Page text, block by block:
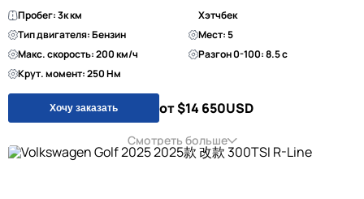
Пробег: 3к км
Хэтчбек
Тип двигателя: Бензин
Мест: 5
Макс. скорость: 200 км/ч
Разгон 0-100: 8.5 с
Крут. момент: 250 Нм
Хочу заказать от $14 650USD
Смотреть больше